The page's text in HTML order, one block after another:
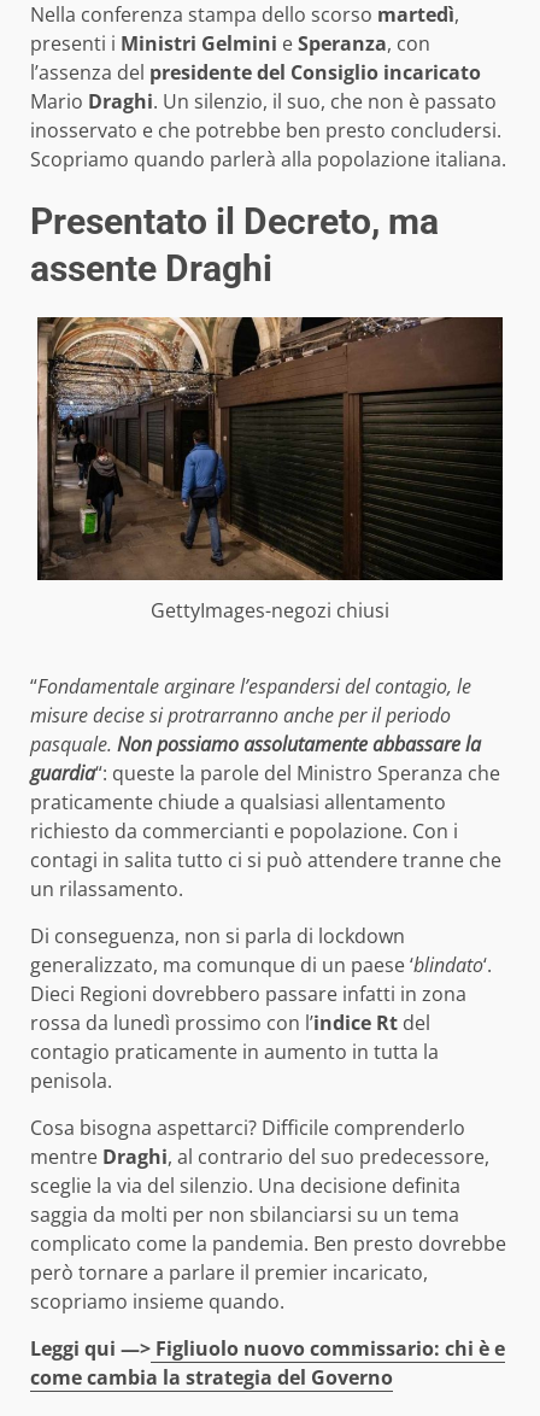
Nella conferenza stampa dello scorso martedì,
presenti i Ministri Gelmini eSperanza, con
l’assenza del presidente del Consiglio incaricato
Mario Draghi. Un silenzio, il suo, che non è passato
inosservato e che potrebbe ben presto concludersi.
Scopriamo quando parlerà alla popolazione italiana.
Presentato il Decreto, ma
assente Draghi
GettyImages-negozi chiusi
“Fondamentale arginare l’espandersi del contagio, le
misure decise si protrarranno anche per il periodo
pasquale. Non possiamo assolutamente abbassare la
guardia“: queste la parole del Ministro Speranza che
praticamente chiude a qualsiasi allentamento
richiesto da commercianti e popolazione. Con i
contagi in salita tutto ci si può attendere tranne che
un rilassamento.
Di conseguenza, non si parla di lockdown
generalizzato, ma comunque di un paese ‘blindato‘.
Dieci Regioni dovrebbero passare infatti in zona
rossa da lunedì prossimo con l’indice Rt del
contagio praticamente in aumento in tutta la
penisola.
Cosa bisogna aspettarci? Difficile comprenderlo
mentre Draghi, al contrario del suo predecessore,
sceglie la via del silenzio. Una decisione definita
saggia da molti per non sbilanciarsi su un tema
complicato come la pandemia. Ben presto dovrebbe
però tornare a parlare il premier incaricato,
scopriamo insieme quando.
Leggi qui —> Figliuolo nuovo commissario: chi è e
come cambia la strategia del Governo